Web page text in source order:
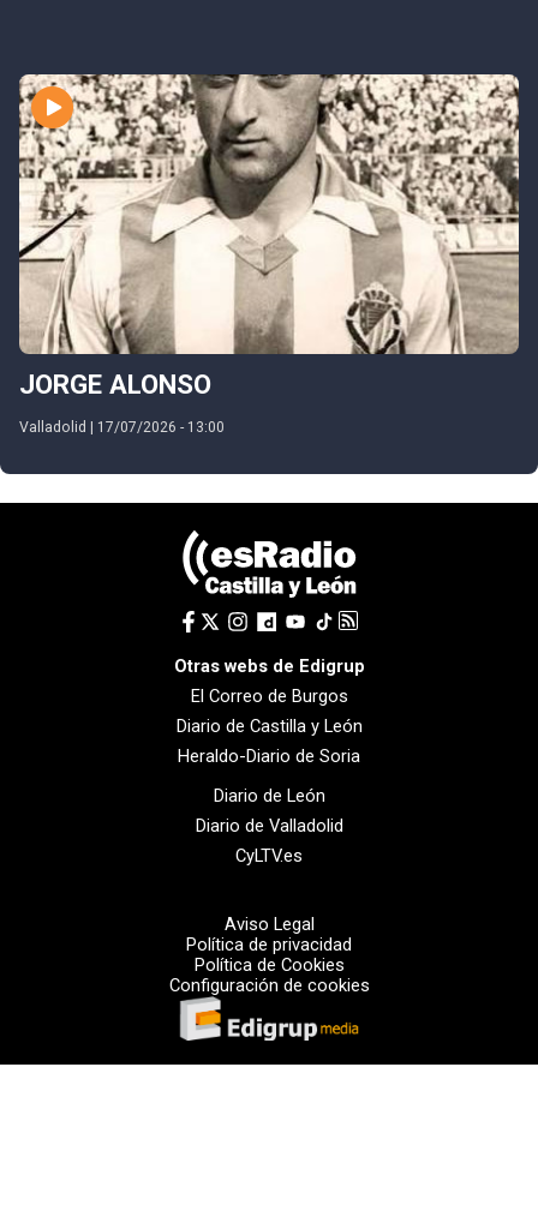
JORGE ALONSO
Valladolid | 17/07/2026 - 13:00
Otras webs de Edigrup
El Correo de Burgos
Diario de Castilla y León
Heraldo-Diario de Soria
Diario de León
Diario de Valladolid
CyLTV.es
Aviso Legal
Política de privacidad
Política de Cookies
Configuración de cookies